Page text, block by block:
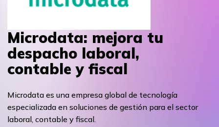
Microdata: mejora tu
despacho laboral,
contable y fiscal
Microdata es una empresa global de tecnología
especializada en soluciones de gestión para el sector
laboral, contable y fiscal.